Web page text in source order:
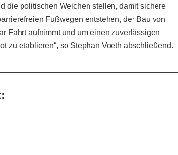
die politischen Weichen stellen, damit sichere
Fußwegen entstehen, der Bau von
Fahrt aufnimmt und um einen zuverlässigen
zu etablieren“, so Stephan Voeth abschließend.